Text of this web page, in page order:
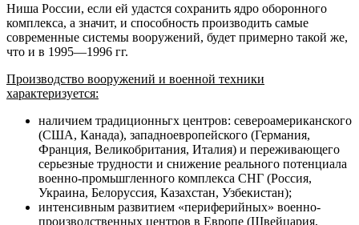
Ниша России, если ей удастся сохранить ядро оборонного
комплекса, а значит, и способность производить самые
современные системы вооружений, будет примерно такой же,
что и в 1995—1996 гг.
Производство вооружений и военной техники
характеризуется:
наличием традиционньгх центров: североамериканского
(США, Канада), западноевропейского (Германия,
Франция, Великобритания, Италия) и переживающего
серьезные трудности и снижение реального потенциала
военно-промьшгленного комплекса СНГ (Россия,
Украина, Белоруссия, Казахстан, Узбекистан);
интенсивным развитием «периферийных» военно-
производственных центров в Европе (Швейцария,